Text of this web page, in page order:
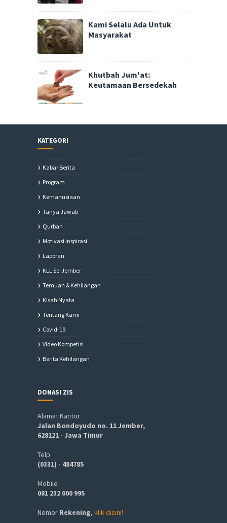
Kami Selalu Ada Untuk
Masyarakat
Khutbah Jum'at:
Keutamaan Bersedekah
KATEGORI
Kabar Berita
Program
Kemanusiaan
Tanya Jawab
Qurban
Motivasi Inspirasi
Laporan
KLL Se-Jember
Temuan & Kehilangan
Kisah Nyata
Tentang Kami
Covid-19
Video Kompetisi
Berita Kehilangan
DONASI ZIS
Alamat Kantor
Jalan Bondoyudo no. 11 Jember,
628121 - Jawa Timur
Telp.
(0331) - 484785
Mobile
081 232 000 995
Nomor Rekening, klik disini!